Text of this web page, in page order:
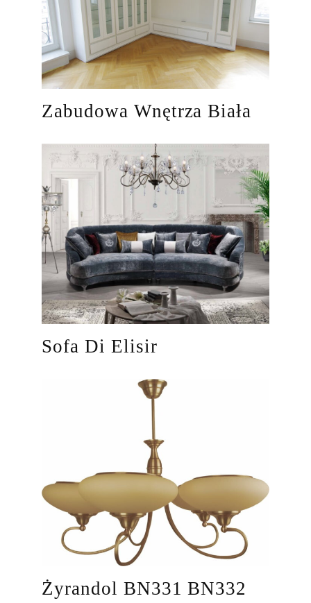
Zabudowa Wnętrza Biała
Sofa Di Elisir
Żyrandol BN331 BN332